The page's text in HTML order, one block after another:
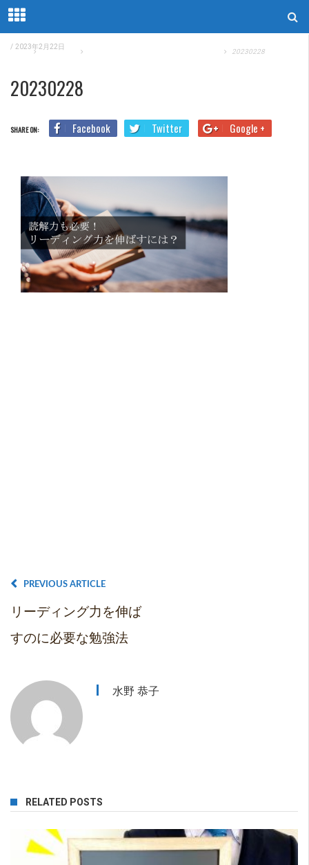
Home 英語勉強法 20230228
/ 2023年2月22日
20230228
SHARE ON: Facebook Twitter Google +
PREVIOUS ARTICLE
リーディング力を伸ば
すのに必要な勉強法
水野 恭子
RELATED POSTS